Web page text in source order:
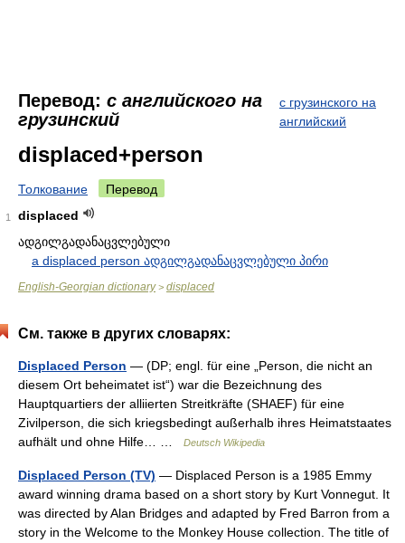
Перевод: с английского на
грузинский
с грузинского на
английский
displaced+person
Толкование Перевод
1
displaced
ადგილგადანაცვლებული
a displaced person ადგილგადანაცვლებული პირი
English-Georgian dictionary> displaced
См. также в других словарях:
Displaced Person — (DP; engl. für eine „Person, die nicht an
diesem Ort beheimatet ist“) war die Bezeichnung des
Hauptquartiers der alliierten Streitkräfte (SHAEF) für eine
Zivilperson, die sich kriegsbedingt außerhalb ihres Heimatstaates
aufhält und ohne Hilfe… …
Deutsch Wikipedia
Displaced Person (TV) — Displaced Person is a 1985 Emmy
award winning drama based on a short story by Kurt Vonnegut. It
was directed by Alan Bridges and adapted by Fred Barron from a
story in the Welcome to the Monkey House collection. The title of